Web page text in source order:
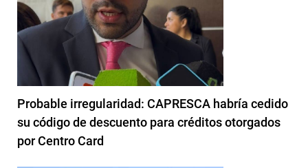
Probable irregularidad: CAPRESCA habría cedido
su código de descuento para créditos otorgados
por Centro Card